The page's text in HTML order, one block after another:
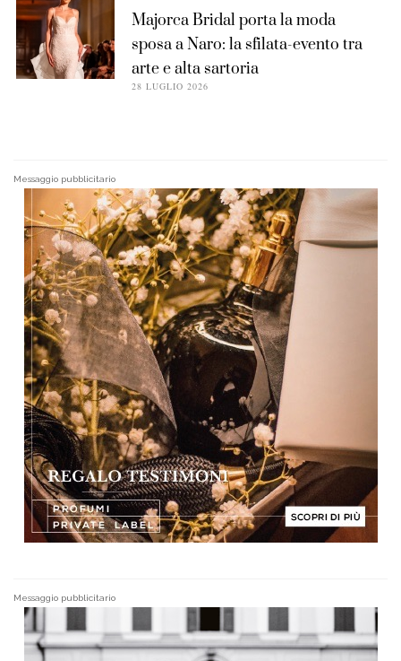
Majorca Bridal porta la moda
sposa a Naro: la sfilata-evento tra
arte e alta sartoria
28 LUGLIO 2026
Messaggio pubblicitario
Messaggio pubblicitario